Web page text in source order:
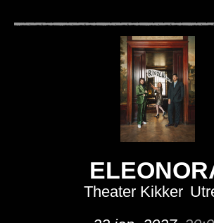
Theater Kikker